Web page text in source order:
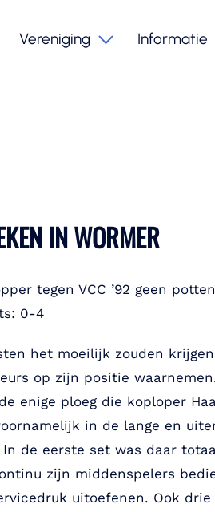
Vereniging Informatie
IN WORMER
tegen VCC ’92 geen
0-4
het moeilijk zouden
op zijn positie
enige ploeg die koploper
in de lange en
de eerste set was daar
zijn middenspelers
uitoefenen. Ook